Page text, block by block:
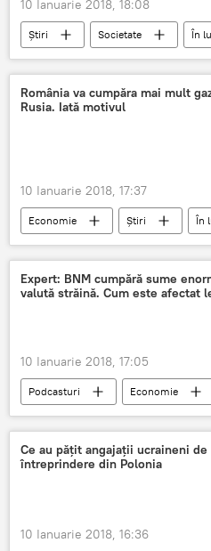
10 Ianuarie 2018, 18:08
Știri Societate
În
Spania
mort
morga
România va cumpăra mai mult
Rusia. Iată motivul
10 Ianuarie 2018, 17:37
Economie Știri
În
Rusia
Romania
gaz
Gazprom
pretul de import
Expert: BNM cumpără sume
valută străină. Cum este afectat
10 Ianuarie 2018, 17:05
Podcasturi Economie
Republica Moldova
Viorel
BNM
Valută euro
leu
curs
Ce au pățit angajații ucraineni de
întreprindere din Polonia
10 Ianuarie 2018, 16:36